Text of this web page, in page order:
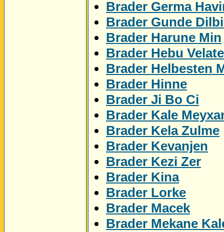
Brader Germa
Brader Gunde
Brader Harune Min
Brader Hebu
Brader Helbesten
Brader Hinne
Brader Ji Bo Ci
Brader Kale
Brader Kela Zulme
Brader Kevanjen
Brader Kezi Zer
Brader Kina
Brader Lorke
Brader Macek
Brader Mekane